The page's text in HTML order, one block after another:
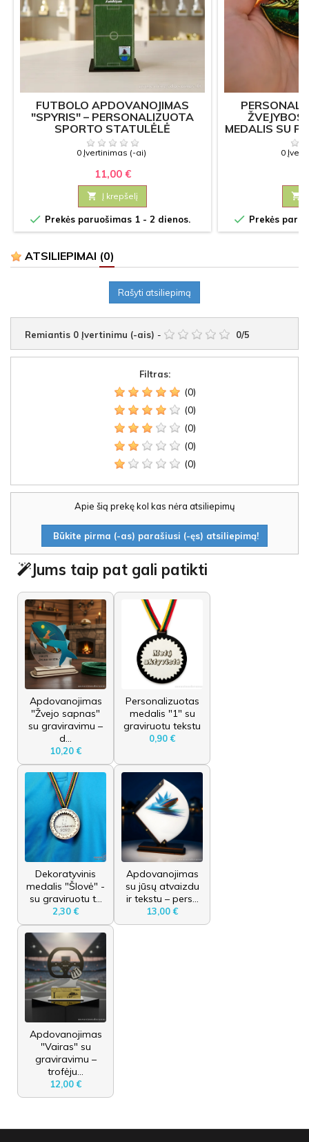
FUTBOLO APDOVANOJIMAS
"SPYRIS" – PERSONALIZUOTA
SPORTO STATULĖLĖ
0 Įvertinimas (-ai)
11,00 €
 Į krepšelį
 Prekės paruošimas 1 - 2 dienos.
ŽVEJYBOS
MEDALIS SU
0

 Prekės
ATSILIEPIMAI (0)
Rašyti atsiliepimą
Remiantis 0 Įvertinimu (-ais) - 0/5
Filtras:
(0)
(0)
(0)
(0)
(0)
Apie šią prekę kol kas nėra atsiliepimų
Būkite pirma (-as) parašiusi (-ęs) atsiliepimą!
Jums taip pat gali patikti
Apdovanojimas
"Žvejo sapnas"
su graviravimu –
d...
10,20 €
Personalizuotas
medalis "1" su
graviruotu tekstu
0,90 €
Dekoratyvinis
medalis "Šlovė" -
su graviruotu t...
2,30 €
Apdovanojimas
su jūsų atvaizdu
ir tekstu – pers...
13,00 €
Apdovanojimas
"Vairas" su
graviravimu –
trofėju...
12,00 €